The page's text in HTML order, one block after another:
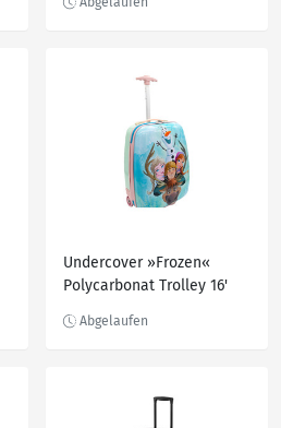
Undercover »Frozen«
Polycarbonat Trolley 16'